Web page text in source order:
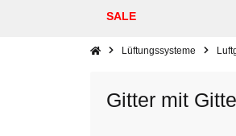
SALE
Lüftungssysteme
Gitter mit